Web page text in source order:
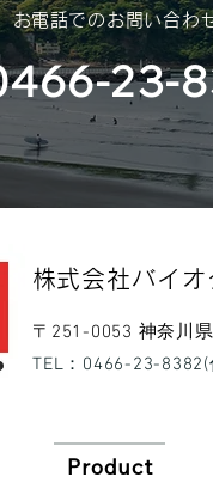
お電話でのお問い合わ
23-
株式会社バイオ
〒251-0053 神奈川
​TEL：0466-23-8382(
Product